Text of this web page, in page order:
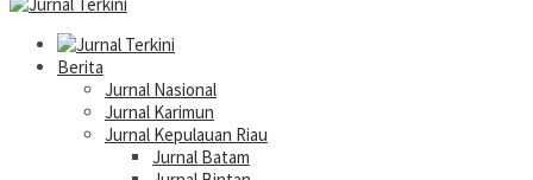
Berita
Jurnal Nasional
Jurnal Karimun
Jurnal Kepulauan Riau
Jurnal Batam